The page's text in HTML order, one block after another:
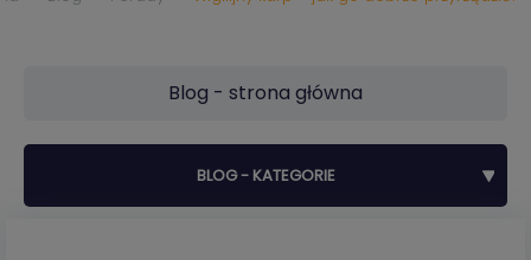
BLOG - KATEGORIE
Blog - strona główna